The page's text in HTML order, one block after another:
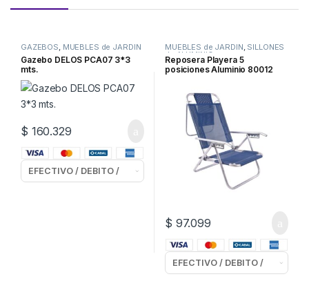
GAZEBOS, MUEBLES de JARDIN
Gazebo DELOS PCA07 3*3
mts.
$ 160.329
MUEBLES de JARDIN, SILLONES
de ALUMINIO
Reposera Playera 5
posiciones Aluminio 80012
$ 97.099